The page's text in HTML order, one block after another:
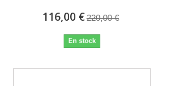
116,00 € 220,00 €
En stock